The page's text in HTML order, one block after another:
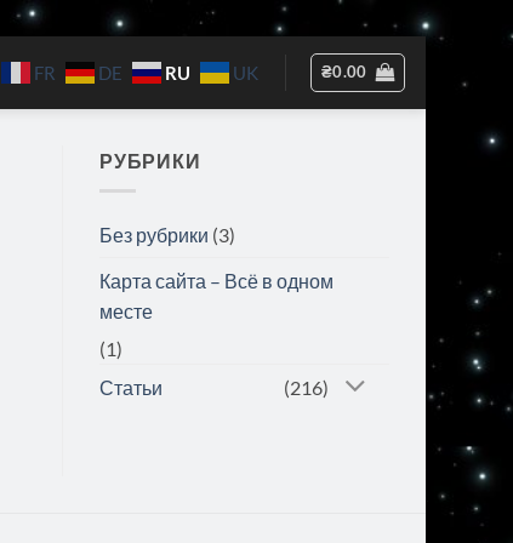
FR DE RU UK ₴0.00
РУБРИКИ
Без рубрики (3)
Карта сайта – Всё в одном
месте
(1)
Статьи
(216)